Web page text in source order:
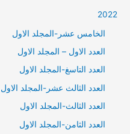
2022
الخامس عشر-المجلد الاول
العدد الاول – المجلد الاول
العدد التاسغ-المجلد الاول
العدد الثالث عشر-المجلد الاول
العدد الثالث-المجلد الاول
العدد الثامن-المجلد الاول